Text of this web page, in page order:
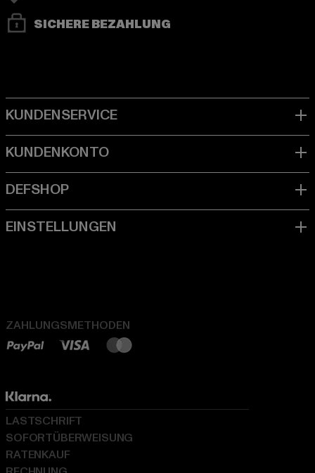
SICHERE BEZAHLUNG
ZAHLUNGSMETHODEN
LASTSCHRIFT
SOFORTÜBERWEISUNG
RATENKAUF